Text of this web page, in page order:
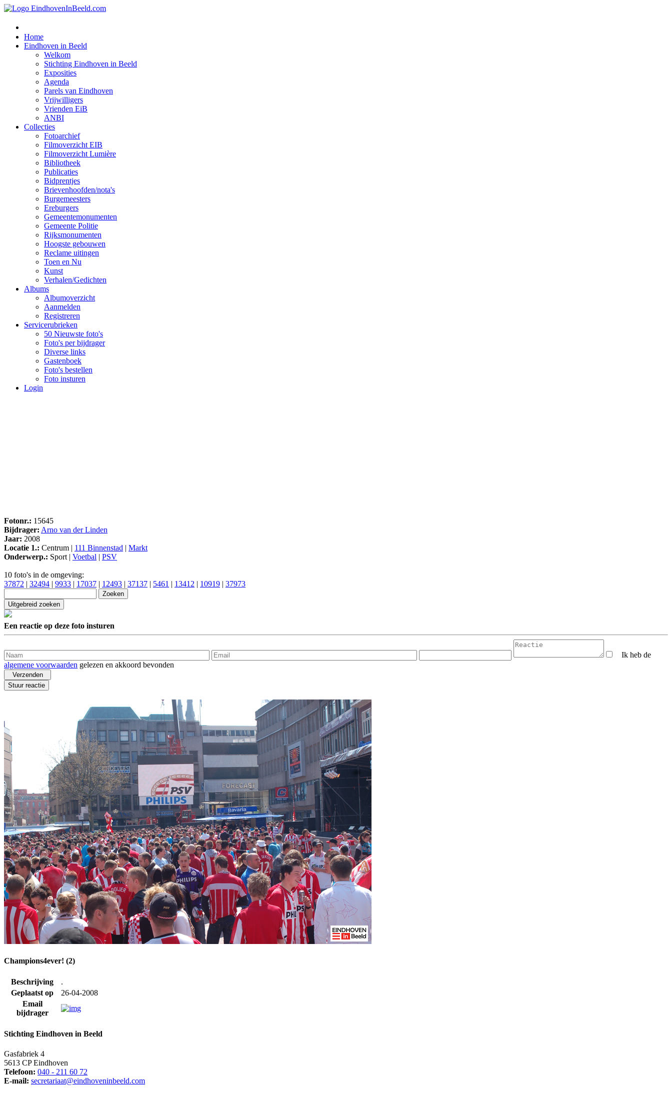
Home
Eindhoven in Beeld
Welkom
Stichting Eindhoven in Beeld
Exposities
Agenda
Parels van Eindhoven
Vrijwilligers
Vrienden EiB
ANBI
Collecties
Fotoarchief
Filmoverzicht EIB
Filmoverzicht Lumière
Bibliotheek
Publicaties
Bidprentjes
Brievenhoofden/nota's
Burgemeesters
Ereburgers
Gemeentemonumenten
Gemeente Politie
Rijksmonumenten
Hoogste gebouwen
Reclame uitingen
Toen en Nu
Kunst
Verhalen/Gedichten
Albums
Albumoverzicht
Aanmelden
Registreren
Servicerubrieken
50 Nieuwste foto's
Foto's per bijdrager
Diverse links
Gastenboek
Foto's bestellen
Foto insturen
Login
Fotonr.: 15645
Bijdrager: Arno van der Linden
Jaar: 2008
Locatie 1.: Centrum | 111 Binnenstad
Markt
Onderwerp.: Sport | Voetbal PSV
10 foto's in de omgeving:
37872
32494 9933 17037 12493 37137 5461 13412 10919 37973
Een reactie op deze foto insturen
Ik heb de
algemene voorwaarden gelezen en akkoord bevonden
Champions4ever! (2)
Beschrijving
.
Geplaatst op
26-04-2008
Email
bijdrager
Stichting Eindhoven in Beeld
Gasfabriek 4
5613 CP Eindhoven
Telefoon: 040 - 211 60 72
E-mail: secretariaat@eindhoveninbeeld.com